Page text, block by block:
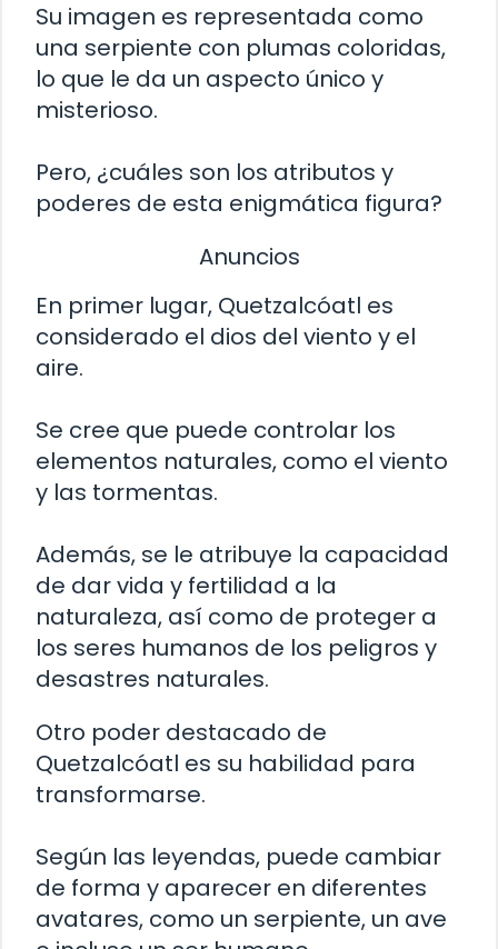
Su imagen es representada como
una serpiente con plumas coloridas,
lo que le da un aspecto único y
misterioso.
Pero, ¿cuáles son los atributos y
poderes de esta enigmática figura?
Anuncios
En primer lugar, Quetzalcóatl es
considerado el dios del viento y el
aire.
Se cree que puede controlar los
elementos naturales, como el viento
y las tormentas.
Además, se le atribuye la capacidad
de dar vida y fertilidad a la
naturaleza, así como de proteger a
los seres humanos de los peligros y
desastres naturales.
Otro poder destacado de
Quetzalcóatl es su habilidad para
transformarse.
Según las leyendas, puede cambiar
de forma y aparecer en diferentes
avatares, como un serpiente, un ave